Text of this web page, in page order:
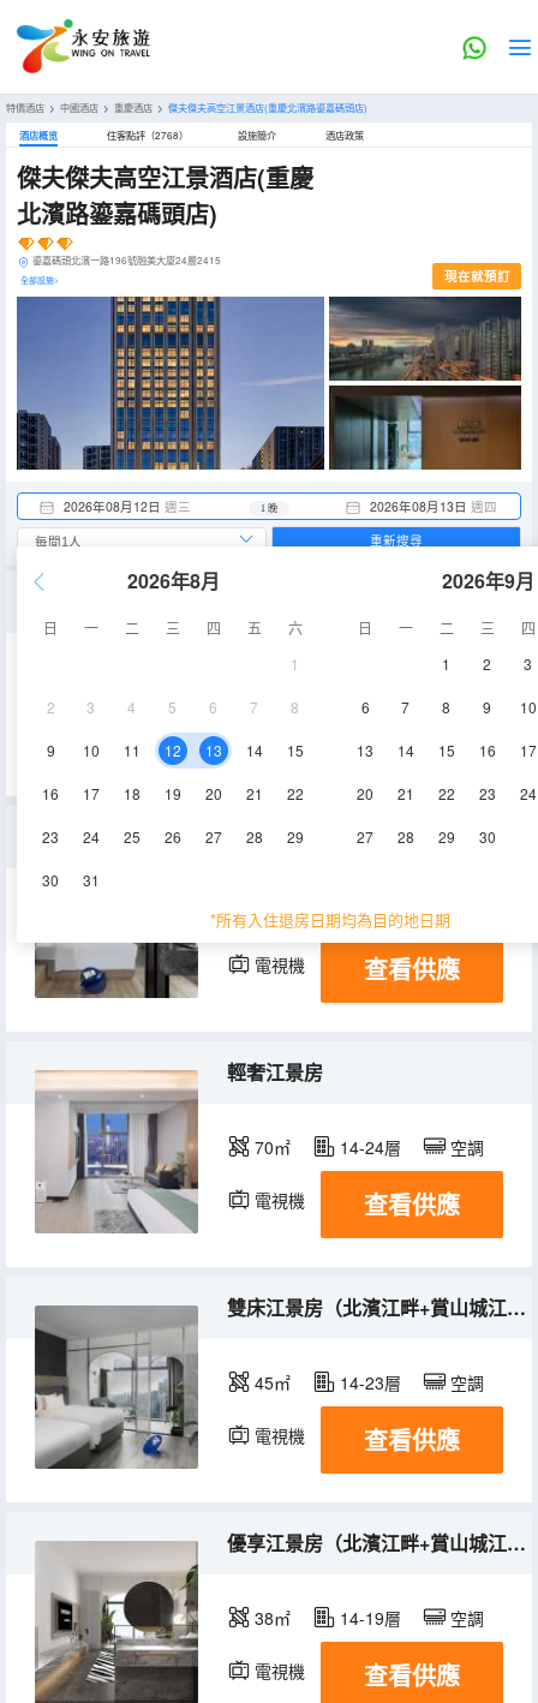
特價酒店 > 中國酒店 > 重慶酒店 > 傑夫傑夫高空江景酒店(重慶北濱路鎏嘉碼頭店)
酒店概览 住客點評（2768） 設施簡介 酒店政策
傑夫傑夫高空江景酒店(重慶
北濱路鎏嘉碼頭店)
鎏嘉碼頭北濱一路196號融美大廈24層2415
全部設施> 現在就預訂
2026年08月12日 週三 2026年08月13日 週四
1 晚
2026年8月
日 一 二 三 四 五
六
1
2 3 4 5 6 7 8
9 10 11 12 13 14 15
16 17 18 19 20 21 22
23 24 25 26 27 28 29
30 31
2026年9月
日 一 二 三
四
1
2 3
6 7 8 9 10
13 14 15 16 17
20 21 22 23 24
27 28 29 30
*所有入住退房日期均為目的地日期
重新搜尋
空調
70㎡ 14-29層
電視機 查看供應
輕奢江景房
70㎡ 14-24層 空調
電視機 查看供應
雙床江景房（北濱江畔+賞山城江河美景）
45㎡ 14-23層 空調
電視機 查看供應
優享江景房（北濱江畔+賞山城江河美景）
38㎡ 14-19層 空調
電視機 查看供應